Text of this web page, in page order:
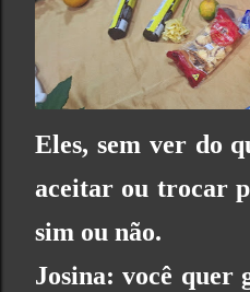
Eles, sem ver do
aceitar ou trocar
sim ou não.
Josina: você quer